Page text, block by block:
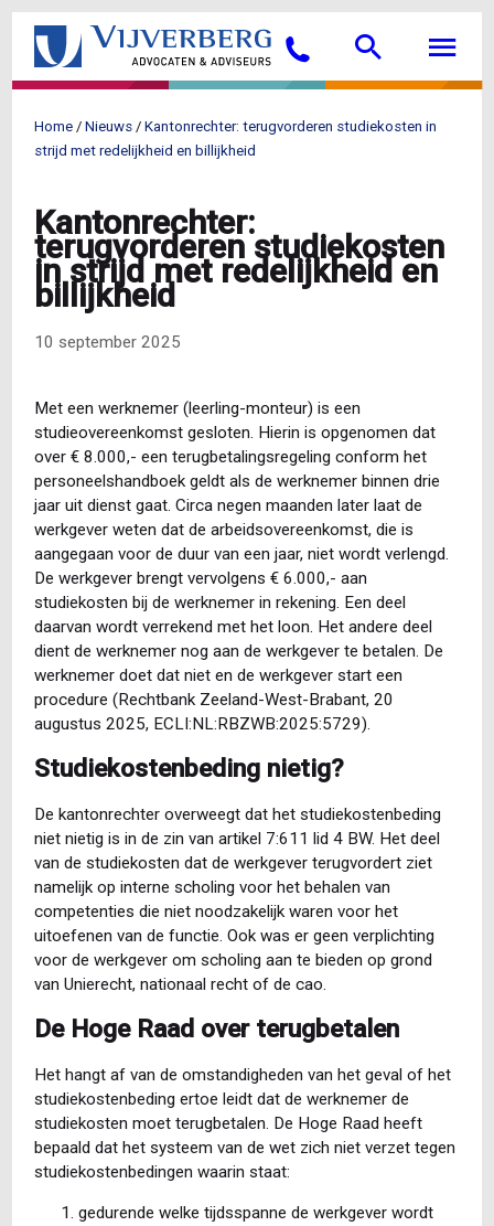
Overslaan
de
gaan
Bellen Search
Kruimelpad
Home Nieuws
Kantonrechter: terugvorderen studiekosten in
strijd met redelijkheid en billijkheid
Kantonrechter:
terugvorderen studiekosten
in strijd met redelijkheid en
billijkheid
10 september 2025
Met een werknemer (leerling-monteur) is een
studieovereenkomst gesloten. Hierin is opgenomen dat
over € 8.000,- een terugbetalingsregeling conform het
personeelshandboek geldt als de werknemer binnen drie
jaar uit dienst gaat. Circa negen maanden later laat de
werkgever weten dat de arbeidsovereenkomst, die is
aangegaan voor de duur van een jaar, niet wordt verlengd.
De werkgever brengt vervolgens € 6.000,- aan
studiekosten bij de werknemer in rekening. Een deel
daarvan wordt verrekend met het loon. Het andere deel
dient de werknemer nog aan de werkgever te betalen. De
werknemer doet dat niet en de werkgever start een
procedure (Rechtbank Zeeland-West-Brabant, 20
augustus 2025, ECLI:NL:RBZWB:2025:5729).
Studiekostenbeding nietig?
De kantonrechter overweegt dat het studiekostenbeding
niet nietig is in de zin van artikel 7:611 lid 4 BW. Het deel
van de studiekosten dat de werkgever terugvordert ziet
namelijk op interne scholing voor het behalen van
competenties die niet noodzakelijk waren voor het
uitoefenen van de functie. Ook was er geen verplichting
voor de werkgever om scholing aan te bieden op grond
van Unierecht, nationaal recht of de cao.
De Hoge Raad over terugbetalen
Het hangt af van de omstandigheden van het geval of het
studiekostenbeding ertoe leidt dat de werknemer de
studiekosten moet terugbetalen. De Hoge Raad heeft
bepaald dat het systeem van de wet zich niet verzet tegen
studiekostenbedingen waarin staat:
gedurende welke tijdsspanne de werkgever wordt